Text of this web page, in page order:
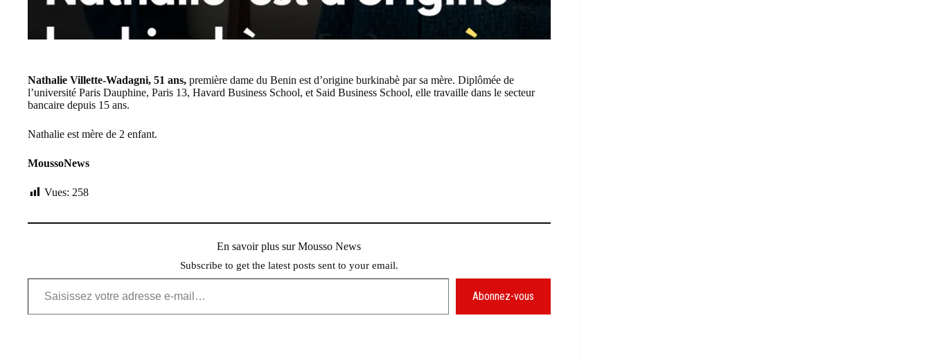
Nathalie Villette-Wadagni, 51 ans, première dame du Benin est d’origine burkinabè par sa mère. Diplômée de
l’université Paris Dauphine, Paris 13, Havard Business School, et Said Business School, elle travaille dans le secteur
bancaire depuis 15 ans.
Nathalie est mère de 2 enfant.
MoussoNews
Vues: 258
En savoir plus sur Mousso News
Subscribe to get the latest posts sent to your email.
Saisissez votre adresse e-mail…
Abonnez-vous